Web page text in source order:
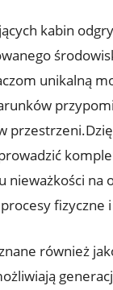
kabin
unikalną
nieważkości na‍
⁤fizyczne
również⁤